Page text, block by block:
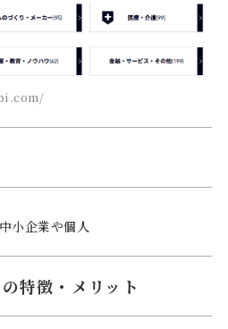
小企業や個人
特徴・メリット